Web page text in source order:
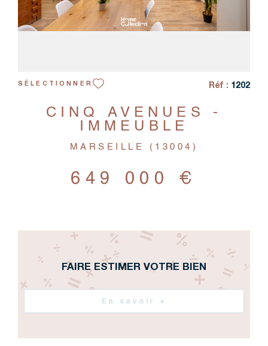
SÉLECTIONNER Réf : 1202
CINQ AVENUES -
IMMEUBLE
MARSEILLE (13004)
649 000 €
FAIRE ESTIMER VOTRE BIEN
En savoir +